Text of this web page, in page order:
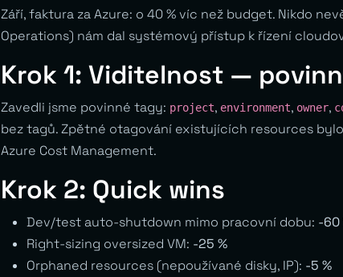
Září, faktura za Azure: o 40 % víc než budget. Nikdo
Operations) nám dal systémový přístup k řízení
Krok 1: Viditelnost —
Zavedli jsme povinné tagy: project, environment, owner,
bez tagů. Zpětné otagování existujících resources
Azure Cost Management.
Krok 2: Quick wins
Dev/test auto-shutdown mimo pracovní dobu: -60
Right-sizing oversized VM: -25 %
Orphaned resources (nepoužívané disky, IP): -5 %